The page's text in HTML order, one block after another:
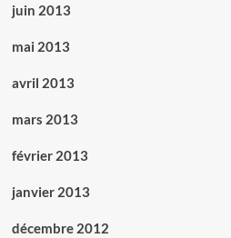
juin 2013
mai 2013
avril 2013
mars 2013
février 2013
janvier 2013
décembre 2012